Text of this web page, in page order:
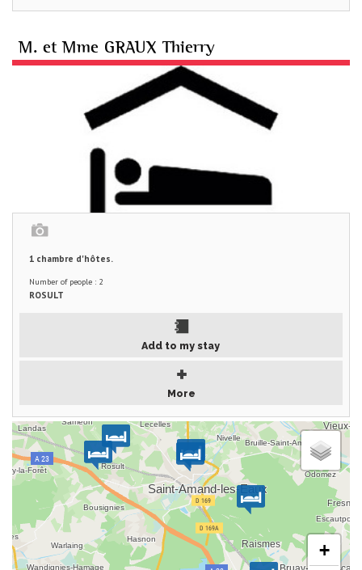
M. et Mme GRAUX Thierry
1 chambre d'hôtes.
Number of people : 2
ROSULT
Add to my stay
More
+